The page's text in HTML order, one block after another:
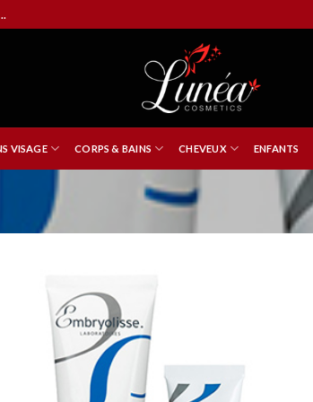
VISAGE CORPS & BAINS CHEVEUX ENFANTS